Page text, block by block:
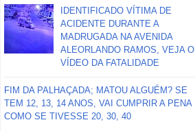
IDENTIFICADO VÍTIMA DE
ACIDENTE DURANTE A
MADRUGADA NA AVENIDA
ALEORLANDO RAMOS, VEJA O
VÍDEO DA FATALIDADE
FIM DA PALHAÇADA; MATOU ALGUÉM? SE
TEM 12, 13, 14 ANOS, VAI CUMPRIR A PENA
COMO SE TIVESSE 20, 30, 40